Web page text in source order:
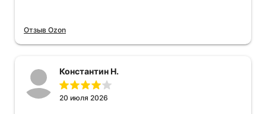
Отзыв Ozon
Константин Н.
20 июля 2026